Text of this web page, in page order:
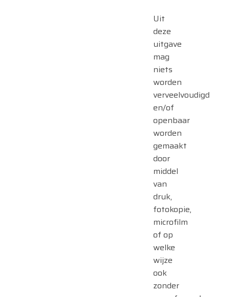
Uit
deze
uitgave
mag
niets
worden
verveelvoudigd
en/of
openbaar
worden
gemaakt
door
middel
van
druk,
fotokopie,
microfilm
of op
welke
wijze
ook
zonder